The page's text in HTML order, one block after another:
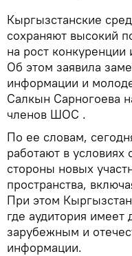
Кыргызстанские
сохраняют высокий
на рост
Об этом заявила
информации и
Салкын Сарногоева
членов ШОС .
По ее словам,
работают в условиях
стороны новых
пространства,
При этом
где аудитория имеет
зарубежным и
информации.